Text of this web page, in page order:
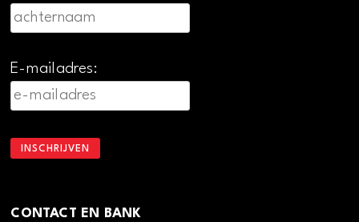
E-mailadres:
CONTACT EN BANK